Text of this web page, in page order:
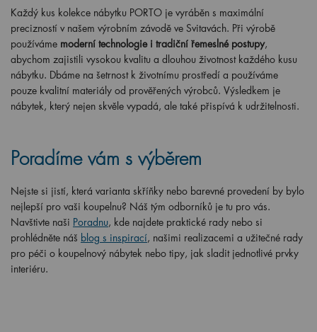
Každý kus kolekce nábytku PORTO je vyráběn s maximální
precizností v našem výrobním závodě ve Svitavách. Při výrobě
používáme moderní technologie i tradiční řemeslné postupy,
abychom zajistili vysokou kvalitu a dlouhou životnost každého kusu
nábytku. Dbáme na šetrnost k životnímu prostředí a používáme
pouze kvalitní materiály od prověřených výrobců. Výsledkem je
nábytek, který nejen skvěle vypadá, ale také přispívá k udržitelnosti.
Poradíme vám s výběrem
Nejste si jistí, která varianta skříňky nebo barevné provedení by bylo
nejlepší pro vaši koupelnu? Náš tým odborníků je tu pro vás.
Navštivte naši Poradnu, kde najdete praktické rady nebo si
prohlédněte náš blog s inspirací, našimi realizacemi a užitečné rady
pro péči o koupelnový nábytek nebo tipy, jak sladit jednotlivé prvky
interiéru.